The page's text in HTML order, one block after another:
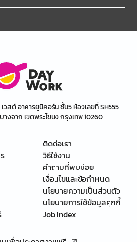
เวสต์ อาคารยูนิคอร์น ชั้น5 ห้องเลขที่ SH555
งจาก เขตพระโขนง กรุงเทพ 10260
ติดต่อเรา
วิธีใช้งาน
คำถามที่พบบ่อย
เงื่อนไขและข้อกำหนด
นโยบายความเป็นส่วนตัว
นโยบายการใช้ข้อมูลคุกกี้
Job Index